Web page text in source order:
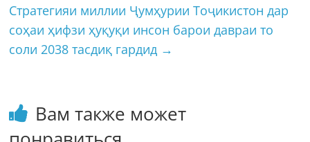
Стратегияи миллии Ҷумҳурии Тоҷикистон дар
соҳаи ҳифзи ҳуқуқи инсон барои давраи то
соли 2038 тасдиқ гардид →
Вам также может